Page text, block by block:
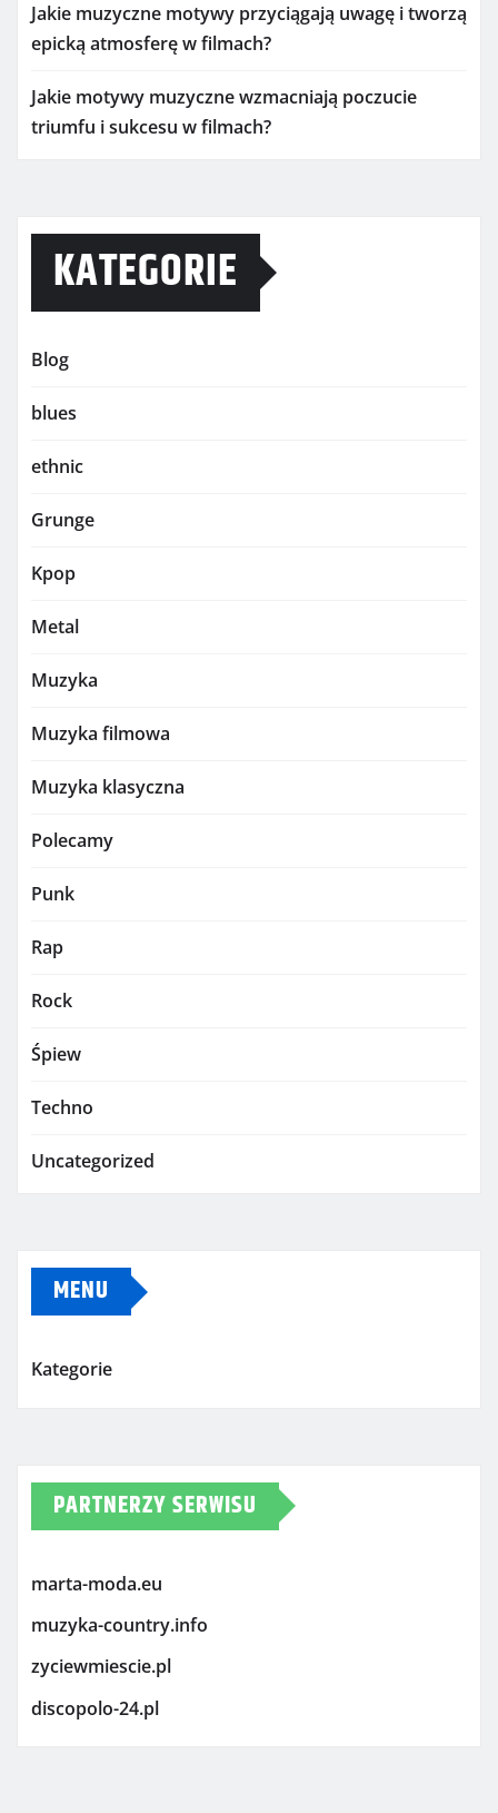
Jakie muzyczne motywy przyciągają uwagę i tworzą
epicką atmosferę w filmach?
Jakie motywy muzyczne wzmacniają poczucie
triumfu i sukcesu w filmach?
KATEGORIE
Blog
blues
ethnic
Grunge
Kpop
Metal
Muzyka
Muzyka filmowa
Muzyka klasyczna
Polecamy
Punk
Rap
Rock
Śpiew
Techno
Uncategorized
MENU
Kategorie
PARTNERZY SERWISU
marta-moda.eu
muzyka-country.info
zyciewmiescie.pl
discopolo-24.pl